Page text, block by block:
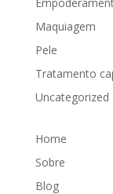
Maquiagem
Pele
Tratamento
Uncategorized
Home
Sobre
Blog